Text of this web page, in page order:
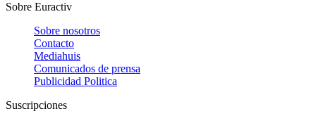
Sobre Euractiv
Sobre nosotros
Contacto
Mediahuis
Comunicados de prensa
Publicidad Politica
Suscripciones